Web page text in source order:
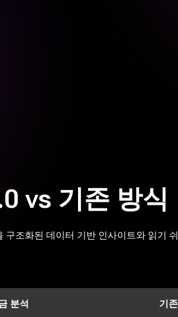
vs 기존 방식
조화된 데이터 기반 인사이트와 읽기
분석 기